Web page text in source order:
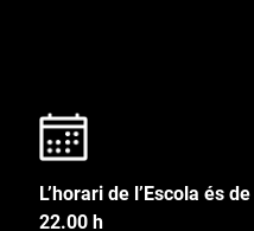
L’horari de l’Escola és
22.00 h